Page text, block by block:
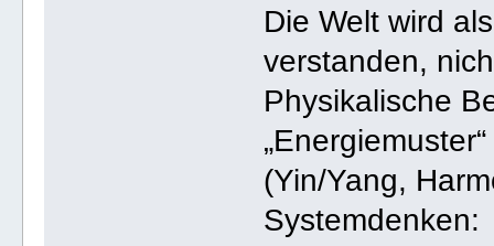
Die Welt wird
verstanden,
Physikalische
(Yin/Yang,
Systemdenken: